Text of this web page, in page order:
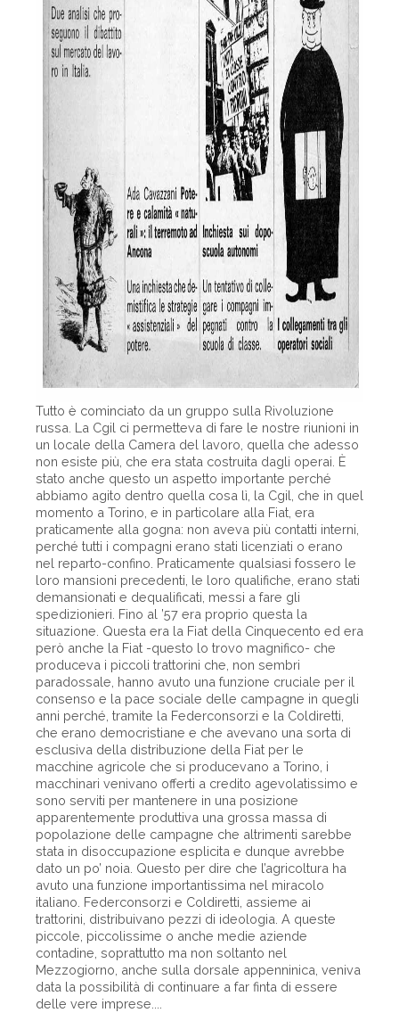
Tutto è cominciato da un gruppo sulla Rivoluzione
russa. La Cgil ci permetteva di fare le nostre riunioni in
un locale della Camera del lavoro, quella che adesso
non esiste più, che era stata costruita dagli operai. È
stato anche questo un aspetto importante perché
abbiamo agito dentro quella cosa lì, la Cgil, che in quel
momento a Torino, e in particolare alla Fiat, era
praticamente alla gogna: non aveva più contatti interni,
perché tutti i compagni erano stati licenziati o erano
nel reparto-confino. Praticamente qualsiasi fossero le
loro mansioni precedenti, le loro qualifiche, erano stati
demansionati e dequalificati, messi a fare gli
spedizionieri. Fino al ’57 era proprio questa la
situazione. Questa era la Fiat della Cinquecento ed era
però anche la Fiat -questo lo trovo magnifico- che
produceva i piccoli trattorini che, non sembri
paradossale, hanno avuto una funzione cruciale per il
consenso e la pace sociale delle campagne in quegli
anni perché, tramite la Federconsorzi e la Coldiretti,
che erano democristiane e che avevano una sorta di
esclusiva della distribuzione della Fiat per le
macchine agricole che si producevano a Torino, i
macchinari venivano offerti a credito agevolatissimo e
sono serviti per mantenere in una posizione
apparentemente produttiva una grossa massa di
popolazione delle campagne che altrimenti sarebbe
stata in disoccupazione esplicita e dunque avrebbe
dato un po’ noia. Questo per dire che l’agricoltura ha
avuto una funzione importantissima nel miracolo
italiano. Federconsorzi e Coldiretti, assieme ai
trattorini, distribuivano pezzi di ideologia. A queste
piccole, piccolissime o anche medie aziende
contadine, soprattutto ma non soltanto nel
Mezzogiorno, anche sulla dorsale appenninica, veniva
data la possibilità di continuare a far finta di essere
delle vere imprese....